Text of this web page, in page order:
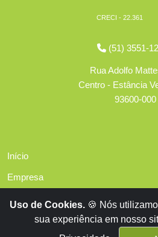
CRECI - 22.361
(51) 3551-
Rua Adolfo
Centro - Estância
93600-000
Início
Empresa
Financiamentos
Uso de Cookies. 🍪 Nós
sua experiência em nosso